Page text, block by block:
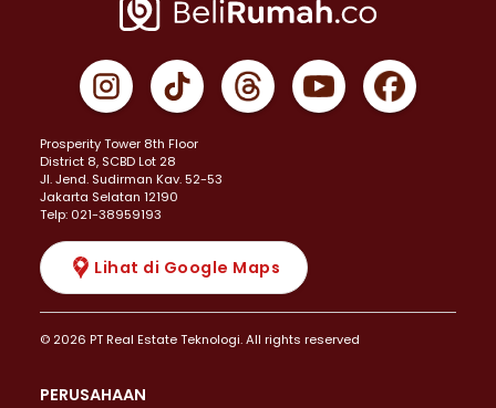
Prosperity Tower 8th Floor
District 8, SCBD Lot 28
JI. Jend. Sudirman Kav. 52-53
Jakarta Selatan 12190
Telp: 021-38959193
Lihat di Google Maps
© 2026 PT Real Estate Teknologi. All rights reserved
PERUSAHAAN